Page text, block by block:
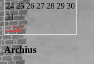
« Jul
24 25 26 27 28 29 30
31
Archius